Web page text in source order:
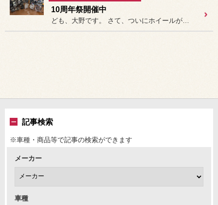
10周年祭開催中
記事検索
※車種・商品等で記事の検索ができます
メーカー
車種